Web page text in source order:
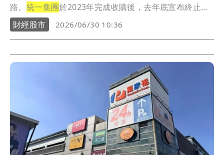
路。 統一集團於2023年完成收購後，去年底宣布終止與
法...
財經股市 2026/06/30 10:36